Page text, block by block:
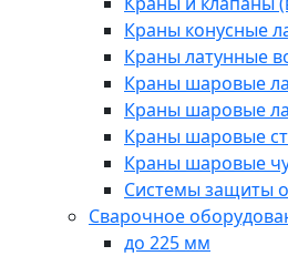
Краны конусные
Краны латунные
Краны шаровые
Краны шаровые
Краны шаровые
Краны шаровые
Системы защиты
Сварочное
до 225 мм